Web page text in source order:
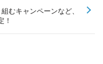
むキャンペーンなど、
！